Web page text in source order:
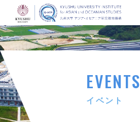
EVENTS
イベント